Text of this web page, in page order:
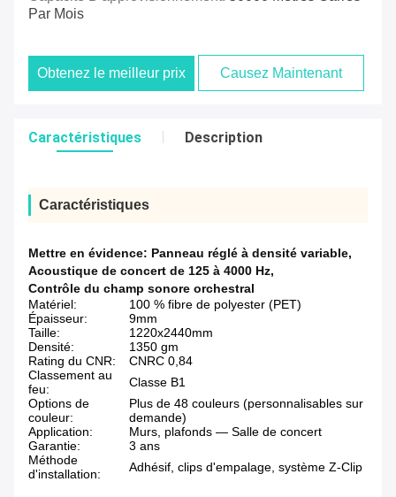
Par Mois
Obtenez le meilleur prix Causez Maintenant
Caractéristiques Description
Caractéristiques
Mettre en évidence: Panneau réglé à densité variable,
Acoustique de concert de 125 à 4000 Hz,
Contrôle du champ sonore orchestral
Matériel:
100 % fibre de polyester (PET)
Épaisseur:
9mm
Taille:
1220x2440mm
Densité:
1350 gm
Rating du CNR:
CNRC 0,84
Classement au
feu:
Classe B1
Options de
couleur:
Plus de 48 couleurs (personnalisables sur
demande)
Application:
Murs, plafonds — Salle de concert
Garantie:
3 ans
Méthode
d'installation:
Adhésif, clips d'empalage, système Z-Clip